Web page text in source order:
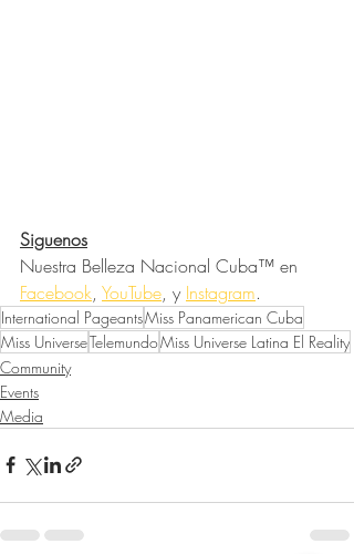
Siguenos
Nuestra Belleza Nacional Cuba™ en
Facebook, YouTube, y Instagram.
International PageantsMiss Panamerican Cuba
Miss UniverseTelemundoMiss Universe Latina El Reality
Community
Events
Media